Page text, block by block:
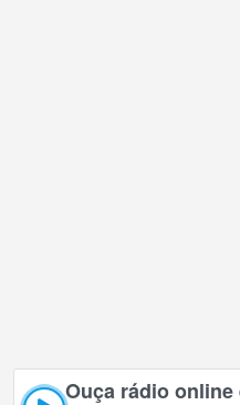
Ouça rádio online